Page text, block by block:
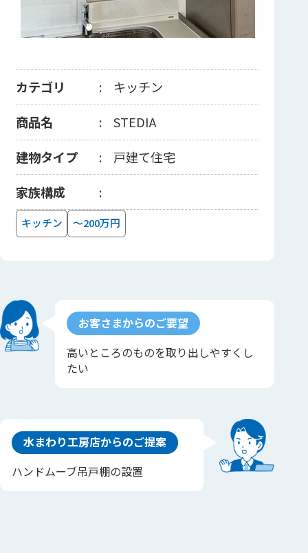
カテゴリ
キッチン
商品名
STEDIA
建物タイプ
戸建て住宅
家族構成
キッチン ～200万円
お客さまからのご要望
高いところのものを取り出しやすくし
たい
水まわり工房店からのご提案
ハンドムーブ吊戸棚の設置